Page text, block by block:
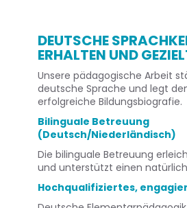
DEUTSCHE
ERHALTEN UND
Unsere pädagogische Arbeit
deutsche Sprache und legt
erfolgreiche Bildungsbiografie.
Bilinguale Betreuung
(Deutsch/Niederländisch)
Die bilinguale Betreuung
und unterstützt einen
Hochqualifiziertes,